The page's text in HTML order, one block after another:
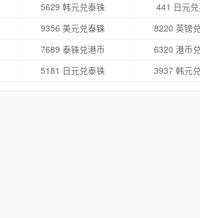
5629 韩元兑泰铢 441 日元
9356 美元兑泰铢 8220 英镑
7689 泰铢兑港币 6320 港币
5181 日元兑泰铢 3937 韩元